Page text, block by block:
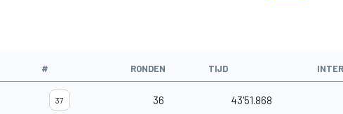
# RONDEN TIJD
37 36 43'51.868